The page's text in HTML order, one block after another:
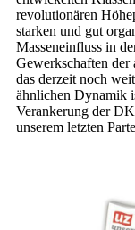
revolutionären
starken und gut
Masseneinfluss in
Gewerkschaften der
das derzeit noch
ähnlichen Dynamik
Verankerung der
unserem letzten